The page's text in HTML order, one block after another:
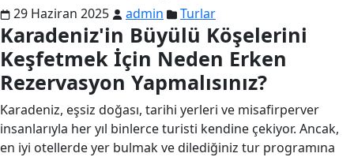
29 Haziran 2025 admin Turlar
Karadeniz'in Büyülü Köşelerini
Keşfetmek İçin Neden Erken
Rezervasyon Yapmalısınız?
Karadeniz, eşsiz doğası, tarihi yerleri ve misafirperver
insanlarıyla her yıl binlerce turisti kendine çekiyor. Ancak,
en iyi otellerde yer bulmak ve dilediğiniz tur programına